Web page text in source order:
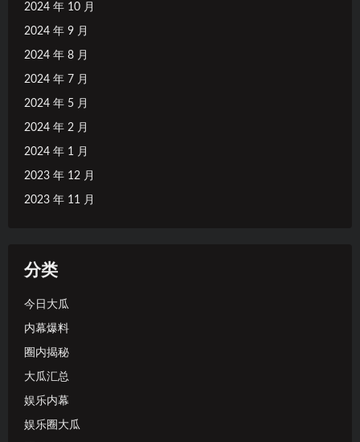
2024 年 10 月
2024 年 9 月
2024 年 8 月
2024 年 7 月
2024 年 5 月
2024 年 2 月
2024 年 1 月
2023 年 12 月
2023 年 11 月
分类
今日大瓜
内幕爆料
圈内揭秘
大瓜汇总
娱乐内幕
娱乐圈大瓜